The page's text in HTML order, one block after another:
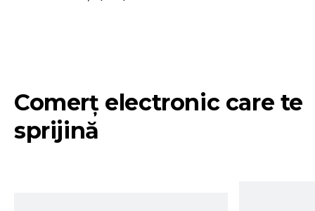
Comerț electronic care te
sprijină